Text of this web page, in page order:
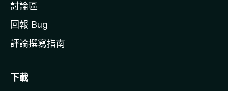
討論區
回報 Bug
評論撰寫指南
下載